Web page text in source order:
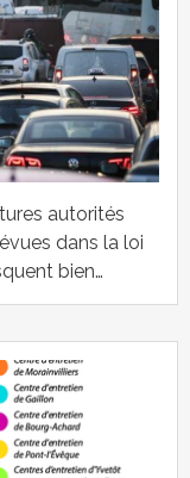
autorités
dans la loi
bien…